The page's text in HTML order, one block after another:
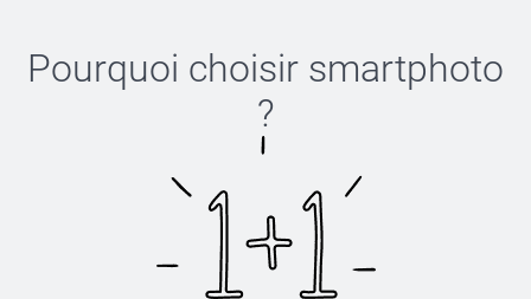
Conseil :
Pourquoi choisir smartphoto
?